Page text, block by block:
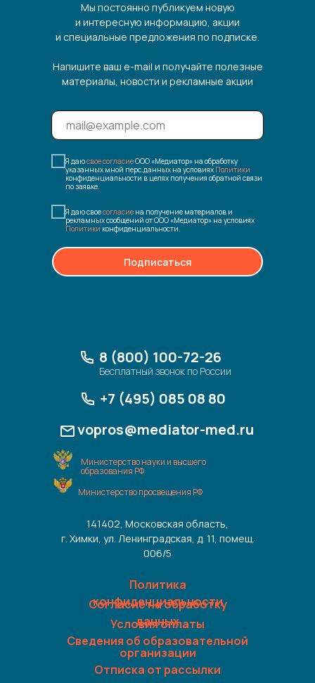
Мы постоянно публикуем новую
и интересную информацию, акции
и специальные предложения по подписке.
Напишите ваш e-mail и получайте полезные
материалы, новости и рекламные акции
Политика
конфиденциальности
Я даюсвое согласиеООО «Медиатор» на обработку
указанных мной перс.данных на условиях Политики
конфиденциальности в целях получения обратной связи
по заявке.
Я даю своесогласие на получение материалов и
рекламных сообщений от ООО «Медиатор» на условиях
Политики конфиденциальности.
Подписаться
8 (800) 100-72-26
Бесплатный звонок по России
vopros@mediator-med.ru
141402, Московская область,
г. Химки, ул. Ленинградская, д. 11, помещ.
006/5
Условия оплаты
Согласие на обработку
данных
+7 (495) 085 08 80
Министерство науки и высшего
образования РФ
Министерство просвещения РФ
Сведения об образовательной
организации
Отписка от рассылки